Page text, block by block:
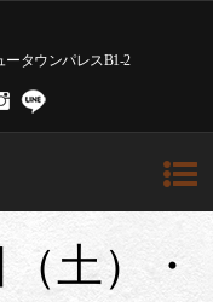
ータウンパレスB1-2
土）・